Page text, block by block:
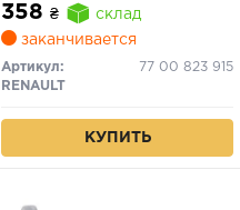
358 ₴
склад
заканчивается
Артикул:
77 00 823 915
RENAULT
КУПИТЬ